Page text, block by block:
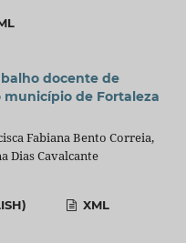
docente de
município de Fortaleza
Fabiana Bento Correia,
Dias Cavalcante
XML